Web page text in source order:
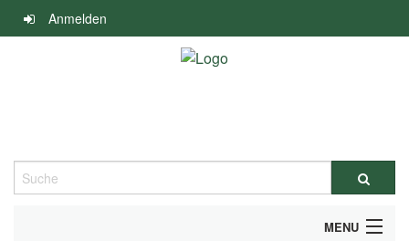
Navigation
überspringen
Anmelden
Suche
MENU